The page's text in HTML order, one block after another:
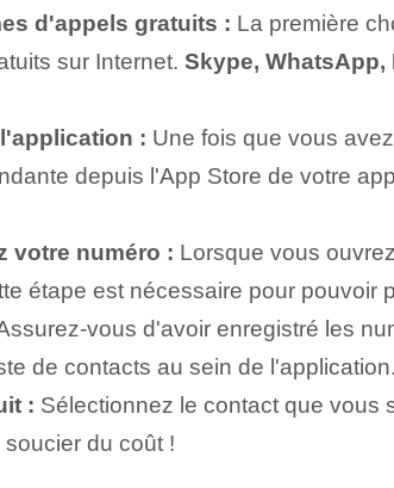
d'appels gratuits : La première
sur Internet. Skype,
: Une fois que vous
depuis l'App Store de votre
votre numéro : Lorsque vous
étape est nécessaire pour pouvoir
vous d'avoir enregistré les
de contacts au sein de
: Sélectionnez le contact que vous
du coût !